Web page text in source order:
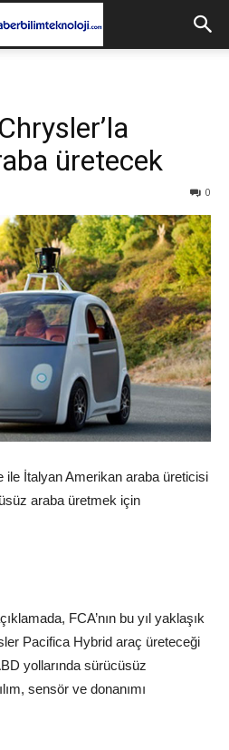
üretecek
0
ile İtalyan Amerikan araba üreticisi
araba üretmek için
FCA’nın bu yıl yaklaşık
Pacifica Hybrid araç üreteceği
yollarında sürücüsüz
sensör ve donanımı